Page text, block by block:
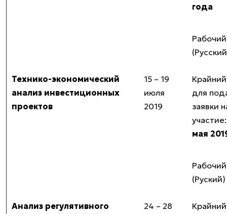
года
Технико-экономический
анализ инвестиционных
проектов
15 – 19
июля
2019
для
заявки
мая
Анализ регулятивного
24 – 28
(Руский)